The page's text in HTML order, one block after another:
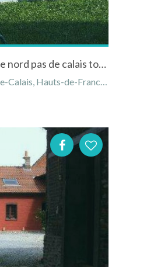
Location maison "Orange" à bully les mines dans le nord pas de calais tout confort à la ville
Hauts-de-France, France